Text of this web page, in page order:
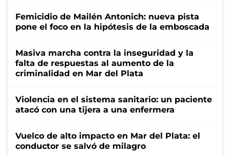
Femicidio de Mailén Antonich: nueva pista
pone el foco en la hipótesis de la emboscada
Masiva marcha contra la inseguridad y la
falta de respuestas al aumento de la
criminalidad en Mar del Plata
Violencia en el sistema sanitario: un paciente
atacó con una tijera a una enfermera
Vuelco de alto impacto en Mar del Plata: el
conductor se salvó de milagro